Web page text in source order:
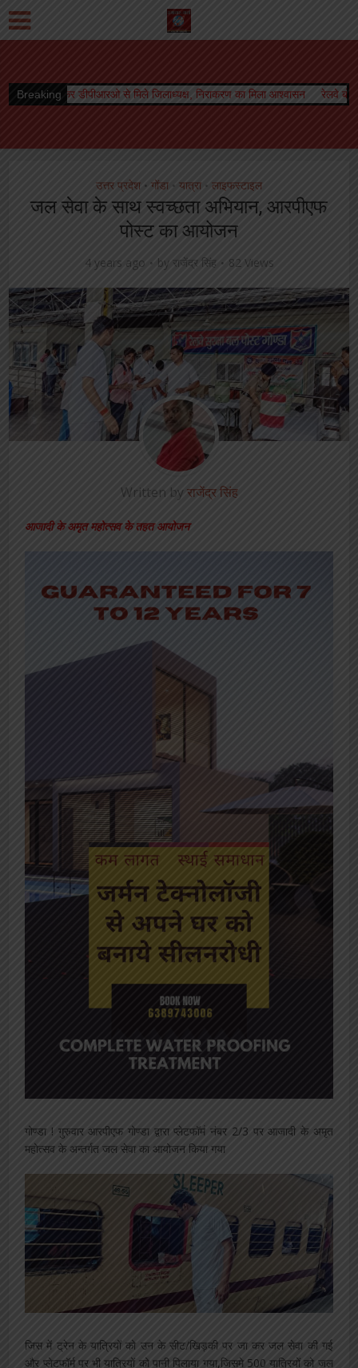
Breaking
मिले जिलाध्यक्ष, निराकरण का मिला आश्वासन रेलवे बोर्ड अध्यक्ष को मिला कार्यकाल
उत्तर प्रदेश • गोंडा यात्रा • लाइफस्टाइल
जल सेवा के साथ स्वच्छता अभियान, आरपीएफ
पोस्ट का आयोजन
4 years ago by राजेंद्र सिंह 82 Views
Written byराजेंद्र सिंह
आजादी के अमृत महोत्सव के तहत आयोजन
गोण्डा ! गुरुवार आरपीएफ गोण्डा द्वारा प्लेटफॉर्म नंबर 2/3 पर आजादी के अमृत
महोत्सव के अन्तर्गत जल सेवा का आयोजन किया गया
जिस में ट्रेन के यात्रियों को उन के सीट/खिड़की पर जा कर जल सेवा की गई
और प्लेटफॉर्म पर भी यात्रियों को पानी पिलाया गया,जिसमे 500 यात्रियों को जल